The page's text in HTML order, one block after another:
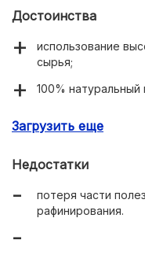
Достоинства
использование
сырья;
100% натуральный
удобная
отсутствие
Загрузить еще
Недостатки
потеря части
рафинирования.